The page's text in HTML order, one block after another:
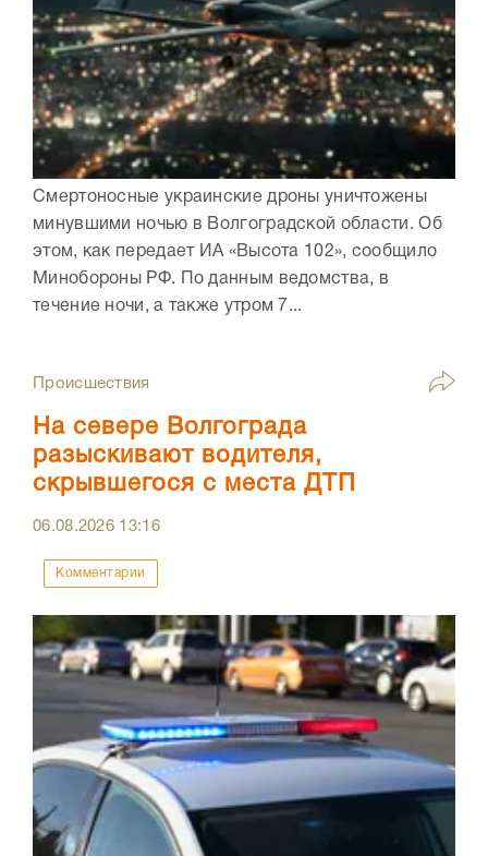
Смертоносные украинские дроны уничтожены
минувшими ночью в Волгоградской области. Об
этом, как передает ИА «Высота 102», сообщило
Минобороны РФ. По данным ведомства, в
течение ночи, а также утром 7...
Происшествия
На севере Волгограда
разыскивают водителя,
скрывшегося с места ДТП
06.08.2026 13:16
Комментарии